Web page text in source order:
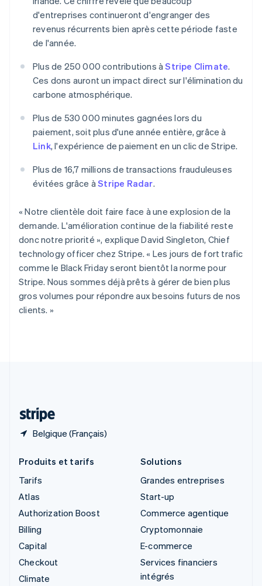
d'entreprises continueront d'engranger des
revenus récurrents bien après cette période faste
de l'année.
Plus de 250 000 contributions àStripe Climate.
Ces dons auront un impact direct sur l'élimination du
carbone atmosphérique.
Plus de 530 000 minutes gagnées lors du
paiement, soit plus d'une année entière, grâce à
Link, l'expérience de paiement en un clic de Stripe.
Plus de 16,7 millions de transactions frauduleuses
évitées grâce àStripe Radar.
« Notre clientèle doit faire face à une explosion de la
demande. L'amélioration continue de la fiabilité reste
donc notre priorité », explique David Singleton, Chief
technology officer chez Stripe. « Les jours de fort trafic
comme le Black Friday seront bientôt la norme pour
Stripe. Nous sommes déjà prêts à gérer de bien plus
gros volumes pour répondre aux besoins futurs de nos
clients. »
Belgique (Français)
English简体中文
Malte
English
Mexique
Español English
Norvège
English
Nouvelle-Zélande
English
NederlandsEnglish
Pologne
English
Portugal
PortuguêsEnglish
R.A.S. de Hong Kong, Chine
République tchèque
English
Roumanie
English
Royaume-Uni
English
Singapour
English简体中文
Slovaquie
English
Produits et tarifs
Tarifs
Atlas
Authorization Boost
Billing
Capital
Checkout
Climate
Solutions
Grandes entreprises
Start-up
Commerce agentique
Cryptomonnaie
E-commerce
Services financiers
intégrés